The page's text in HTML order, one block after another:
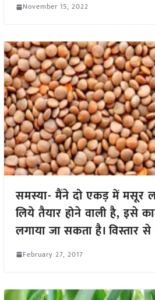
November 15, 2022
समस्या- मैंने दो एकड़ में मसूर
लिये तैयार होने वाली है, इसे
लगाया जा सकता है। विस्तार से
February 27, 2017